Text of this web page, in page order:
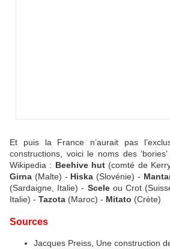
Et puis la France n’aurait pas
constructions, voici le noms des
Wikipedia : Beehive hut(comté de
Girna (Malte) - Hiska (Slovénie) -
(Sardaigne, Italie) - Sceleou Crot
Italie) - Tazota (Maroc) - Mitato (Crète)
Sources
Jacques Preiss, Une construction